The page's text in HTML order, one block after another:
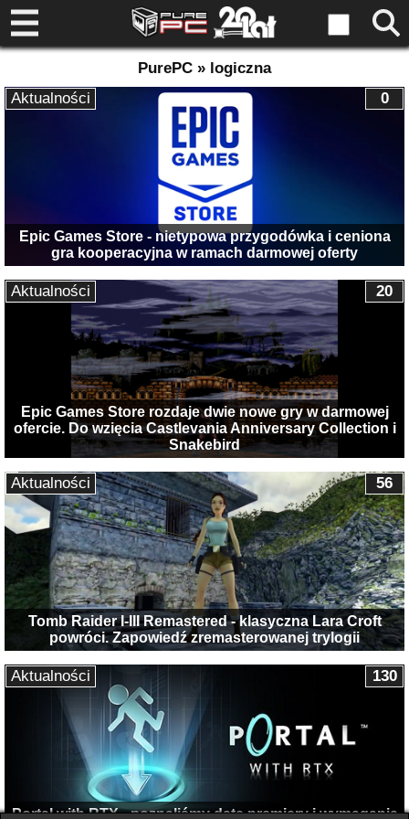
PurePC » logiczna
Epic Games Store - nietypowa przygodówka i ceniona
gra kooperacyjna w ramach darmowej oferty
0
Aktualności
Epic Games Store rozdaje dwie nowe gry w darmowej
ofercie. Do wzięcia Castlevania Anniversary Collection i
Snakebird
20
Aktualności
Tomb Raider I-III Remastered - klasyczna Lara Croft
powróci. Zapowiedź zremasterowanej trylogii
56
Aktualności
Portal with RTX - poznaliśmy datę premiery i wymagania
130
Aktualności